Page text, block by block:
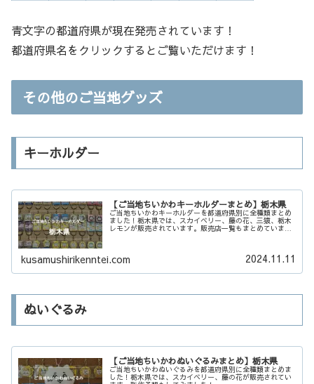
青文字の都道府県が現在発売されています！
都道府県名をクリックするとご覧いただけます！
その他のご当地グッズ
キーホルダー
【ご当地ちいかわキーホルダーまとめ】栃木県
ご当地ちいかわキーホルダーを都道府県別に全種類まとめ
ました！栃木県では、スカイベリー、藤の花、三猿、栃木
レモンが販売されています。販売店一覧もまとめていま
kusamushirikenntei.com 2024.11.11
ぬいぐるみ
【ご当地ちいかわぬいぐるみまとめ】栃木県
ご当地ちいかわぬいぐるみを都道府県別に全種類まとめま
した！栃木県では、スカイベリー、藤の花が販売されてい